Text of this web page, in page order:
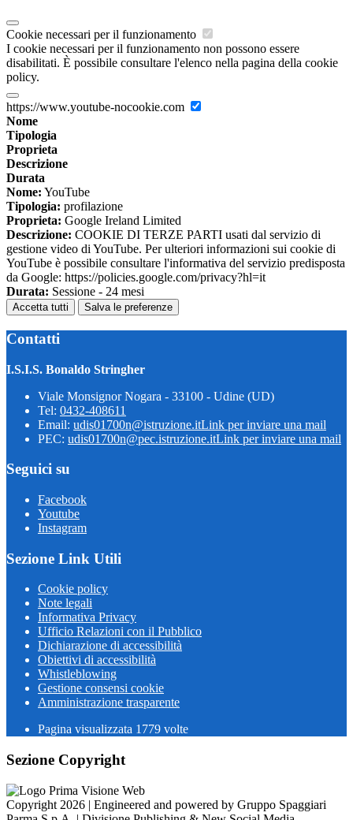
Cookie necessari per il funzionamento
I cookie necessari per il funzionamento non possono essere
disabilitati. È possibile consultare l'elenco nella pagina della cookie
policy.
https://www.youtube-nocookie.com
Nome
Tipologia
Proprieta
Descrizione
Durata
Nome: YouTube
Tipologia: profilazione
Proprieta: Google Ireland Limited
Descrizione: COOKIE DI TERZE PARTI usati dal servizio di
gestione video di YouTube. Per ulteriori informazioni sui cookie di
YouTube è possibile consultare l'informativa del servizio predisposta
da Google: https://policies.google.com/privacy?hl=it
Durata: Sessione - 24 mesi
Accetta tutti Salva le preferenze
Contatti
I.S.I.S. Bonaldo Stringher
Viale Monsignor Nogara - 33100 - Udine (UD)
Tel: 0432-408611
Email: udis01700n@istruzione.itLink per inviare una mail
PEC: udis01700n@pec.istruzione.itLink per inviare una mail
Seguici su
Facebook
Youtube
Instagram
Sezione Link Utili
Cookie policy
Note legali
Informativa Privacy
Ufficio Relazioni con il Pubblico
Dichiarazione di accessibilità
Obiettivi di accessibilità
Whistleblowing
Gestione consensi cookie
Amministrazione trasparente
Pagina visualizzata 1779 volte
Sezione Copyright
Copyright 2026 | Engineered and powered by Gruppo Spaggiari